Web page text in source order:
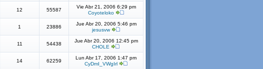
12 55587
Vie Abr 21, 2006 6:29 pm
Coyoteloko
1 23886
Jue Abr 20, 2006 5:46 pm
jesusvw
11 54438
Jue Abr 20, 2006 12:45 pm
CHOLE
14 62259
Lun Abr 17, 2006 1:47 pm
CyDmI_VWgIrl